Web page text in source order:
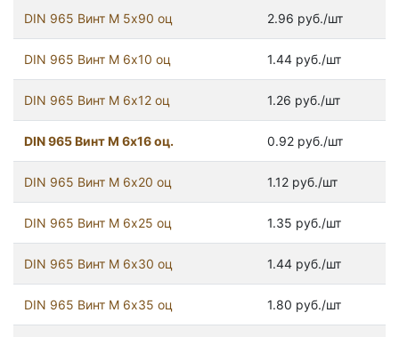
DIN 965 Винт М 5х90 оц 2.96 руб./шт
DIN 965 Винт М 6х10 оц 1.44 руб./шт
DIN 965 Винт М 6х12 оц 1.26 руб./шт
DIN 965 Винт М 6х16 оц. 0.92 руб./шт
DIN 965 Винт М 6х20 оц 1.12 руб./шт
DIN 965 Винт М 6х25 оц 1.35 руб./шт
DIN 965 Винт М 6х30 оц 1.44 руб./шт
DIN 965 Винт М 6х35 оц 1.80 руб./шт